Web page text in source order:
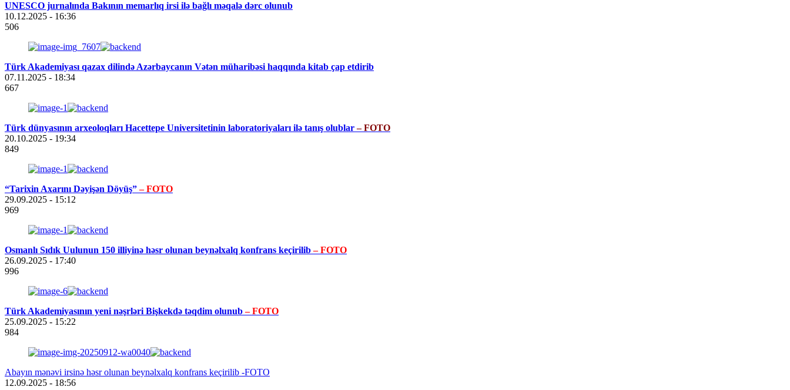
UNESCO jurnalında Bakının memarlıq irsi ilə bağlı məqalə dərc olunub
10.12.2025 - 16:36
506
Türk Akademiyası qazax dilində Azərbaycanın Vətən müharibəsi haqqında kitab çap etdirib
07.11.2025 - 18:34
667
Türk dünyasının arxeoloqları Hacettepe Universitetinin laboratoriyaları ilə tanış olublar– FOTO
20.10.2025 - 19:34
849
“Tarixin Axarını Dəyişən Döyüş”– FOTO
29.09.2025 - 15:12
969
Osmanlı Sıdık Uulunun 150 illiyinə həsr olunan beynəlxalq konfrans keçirilib– FOTO
26.09.2025 - 17:40
996
Türk Akademiyasının yeni nəşrləri Bişkekdə təqdim olunub– FOTO
25.09.2025 - 15:22
984
Abayın mənəvi irsinə həsr olunan beynəlxalq konfrans keçirilib -FOTO
12.09.2025 - 18:56